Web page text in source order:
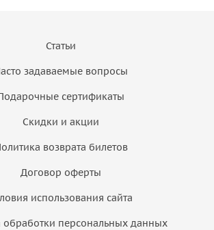
Статьи
задаваемые вопросы
сертификаты
Скидки и акции
возврата билетов
Договор оферты
использования сайта
обработки персональных данных